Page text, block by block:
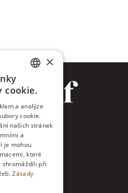
ENGLISH
×
cookie.
a analýze
cookie.
našich stránek
a
je mohou
které
shromáždili při
Zásady